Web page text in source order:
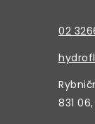
02
831